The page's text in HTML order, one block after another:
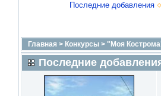
Последние добавления
Главная > Конкурсы> "Моя
Последние